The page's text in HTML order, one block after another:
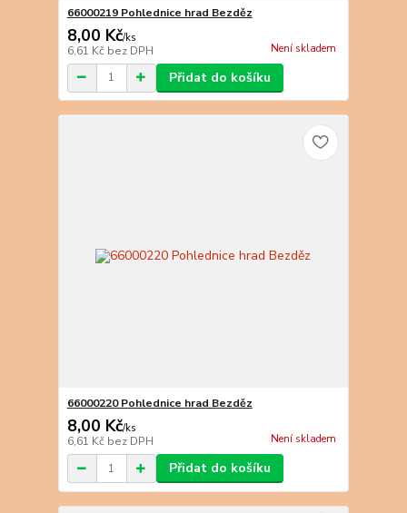
66000219 Pohlednice hrad Bezděz
8,00 Kč/ks
6,61 Kč bez DPH Není skladem
Přidat do košíku
66000220 Pohlednice hrad Bezděz
8,00 Kč/ks
6,61 Kč bez DPH Není skladem
Přidat do košíku